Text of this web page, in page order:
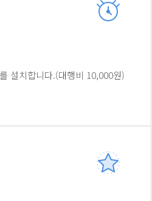
설치합니다.(대행비 10,000원)